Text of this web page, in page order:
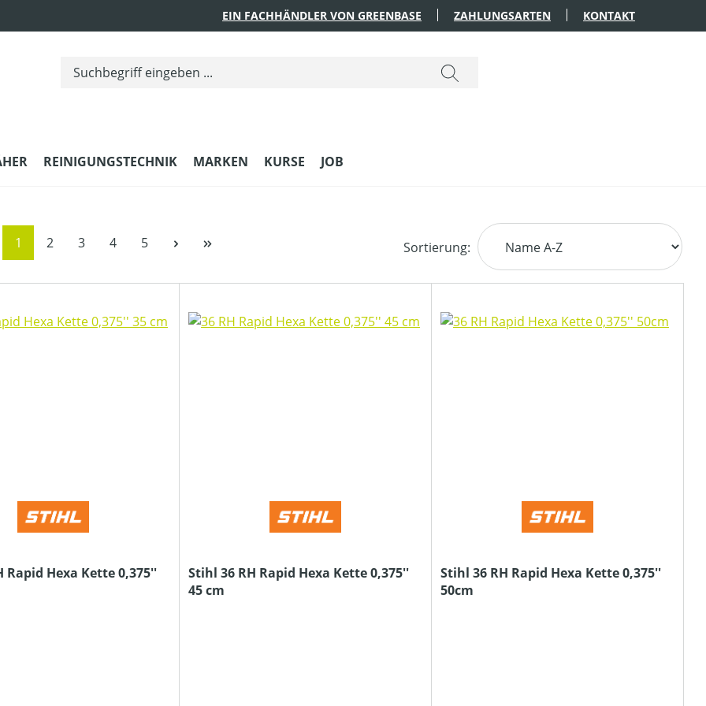
EIN FACHHÄNDLER VON GREENBASE ZAHLUNGSARTEN KONTAKT
REINIGUNGSTECHNIK MARKEN KURSE JOB
Seite
1 Seite
2 Seite
3 Seite
4 Seite
5 Sortierung:
Rapid Hexa Kette 0,375''
Stihl 36 RH Rapid Hexa Kette 0,375''
45 cm
Stihl 36 RH Rapid Hexa Kette 0,375''
50cm